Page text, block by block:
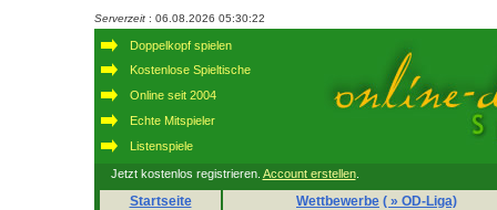
Serverzeit : 06.08.2026 05:30:22
Doppelkopf spielen
Kostenlose Spieltische
Online seit 2004
Echte Mitspieler
Listenspiele
Jetzt kostenlos registrieren. Account erstellen.
Startseite Wettbewerbe ( » OD-Liga)